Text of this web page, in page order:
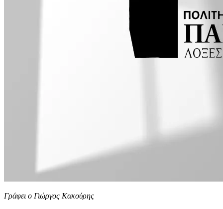
Γράφει ο Γιώργος Κακούρης